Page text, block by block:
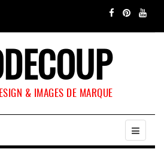
& IMAGES DE MARQUE